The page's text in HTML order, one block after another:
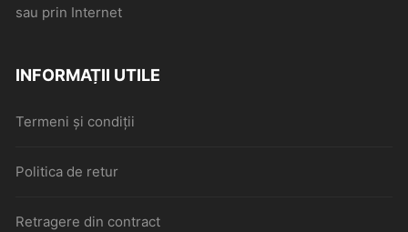
sau prin Internet
INFORMAȚII UTILE
Termeni și condiții
Politica de retur
Retragere din contract